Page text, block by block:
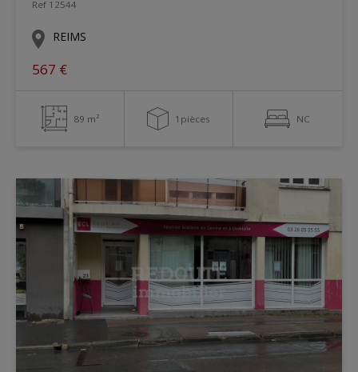
Ref 12544
REIMS
567 €
89 m² 1pièces NC